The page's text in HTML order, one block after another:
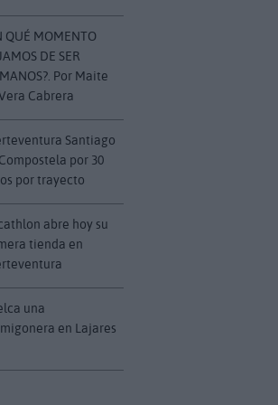
QUÉ MOMENTO
DE SER
Por Maite
Cabrera
Santiago
por 30
por trayecto
abre hoy su
tienda en
una
en Lajares